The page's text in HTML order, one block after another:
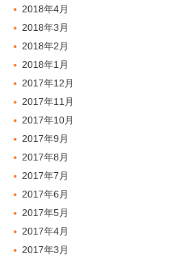
2018年4月
2018年3月
2018年2月
2018年1月
2017年12月
2017年11月
2017年10月
2017年9月
2017年8月
2017年7月
2017年6月
2017年5月
2017年4月
2017年3月